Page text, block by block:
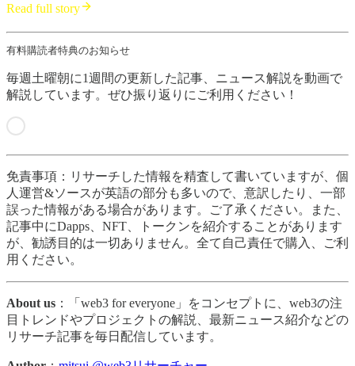
Read full story
有料購読者特典のお知らせ
毎週土曜朝に1週間の更新した記事、ニュース解説を動画で
解説しています。ぜひ振り返りにご利用ください！
免責事項：リサーチした情報を精査して書いていますが、個
人運営&ソースが英語の部分も多いので、意訳したり、一部
誤った情報がある場合があります。ご了承ください。また、
記事中にDapps、NFT、トークンを紹介することがあります
が、勧誘目的は一切ありません。全て自己責任で購入、ご利
用ください。
About us ：「web3 for everyone」をコンセプトに、web3の注
目トレンドやプロジェクトの解説、最新ニュース紹介などの
リサーチ記事を毎日配信しています。